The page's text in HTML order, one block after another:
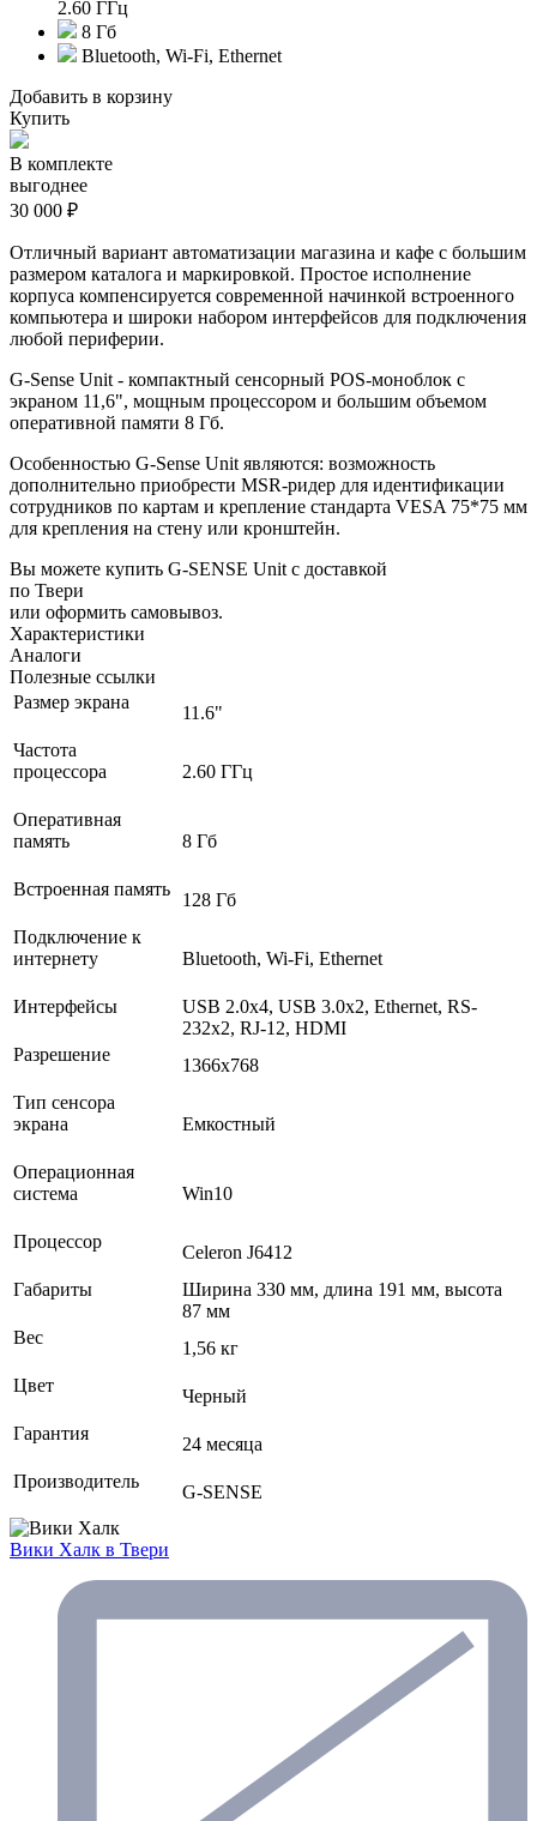
2.60 ГГц
8 Гб
Bluetooth, Wi-Fi, Ethernet
Добавить в корзину
Купить
В комплекте
выгоднее
30 000 ₽
Отличный вариант автоматизации магазина и кафе с большим
размером каталога и маркировкой. Простое исполнение
корпуса компенсируется современной начинкой встроенного
компьютера и широки набором интерфейсов для подключения
любой периферии.
G-Sense Unit - компактный сенсорный POS-моноблок с
экраном 11,6", мощным процессором и большим объемом
оперативной памяти 8 Гб.
Особенностью G-Sense Unit являются: возможность
дополнительно приобрести MSR-ридер для идентификации
сотрудников по картам и крепление стандарта VESA 75*75 мм
для крепления на стену или кронштейн.
Вы можете купить G-SENSE Unit с доставкой
по Твери
или оформить самовывоз.
Характеристики
Аналоги
Полезные ссылки
Размер экрана
11.6"
Частота
процессора
2.60 ГГц
Оперативная
память
8 Гб
Встроенная память
128 Гб
Подключение к
интернету
Bluetooth, Wi-Fi, Ethernet
Интерфейсы
USB 2.0х4, USB 3.0х2, Ethernet, RS-
232х2, RJ-12, HDMI
Разрешение
1366x768
Тип сенсора
экрана
Емкостный
Операционная
система
Win10
Процессор
Celeron J6412
Габариты
Ширина 330 мм, длина 191 мм, высота
87 мм
Вес
1,56 кг
Цвет
Черный
Гарантия
24 месяца
Производитель
G-SENSE
Вики Халк в Твери